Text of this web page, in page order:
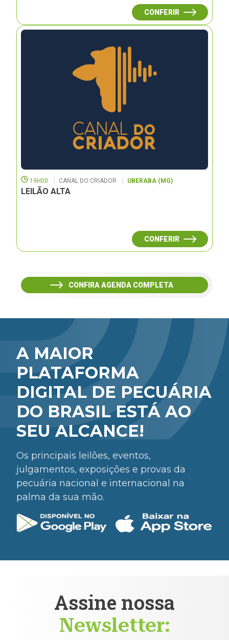
CONFERIR
19H00 CANAL DO CRIADOR UBERABA (MG)
LEILÃO ALTA
CONFERIR
CONFIRA AGENDA COMPLETA
A MAIOR
PLATAFORMA
DIGITAL DE PECUÁRIA
DO BRASIL ESTÁ AO
SEU ALCANCE!
Os principais leilões, eventos,
julgamentos, exposições e provas da
pecuária nacional e internacional na
palma da sua mão.
Assine nossa
Newsletter: